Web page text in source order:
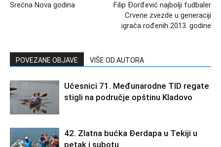
Srećna Nova godina
Filip Đorđević najbolji fudbaler
Crvene zvezde u generaciji
igrača rođenih 2013. godine
POVEZANE OBJAVE VIŠE OD AUTORA
Učesnici 71. Međunarodne TID regate
stigli na područje opštinu Kladovo
42. Zlatna bućka Đerdapa u Tekiji u
petak i subotu